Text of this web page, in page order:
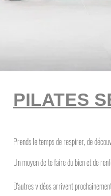
PILATES
Prends le temps de respirer, de
Un moyen de te faire du bien et de
D'autres vidéos arrivent